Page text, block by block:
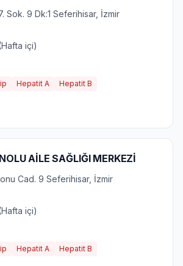
Sok. 9 Dk:1 Seferihisar, İzmir
içi)
Hepatit A Hepatit B
AİLE SAĞLIĞI MERKEZİ
Cad. 9 Seferihisar, İzmir
içi)
Hepatit A Hepatit B